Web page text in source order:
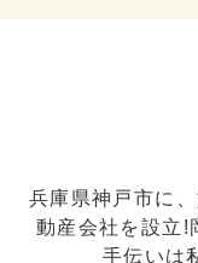
兵庫県神戸市に
動産会社を設立!
手伝いは